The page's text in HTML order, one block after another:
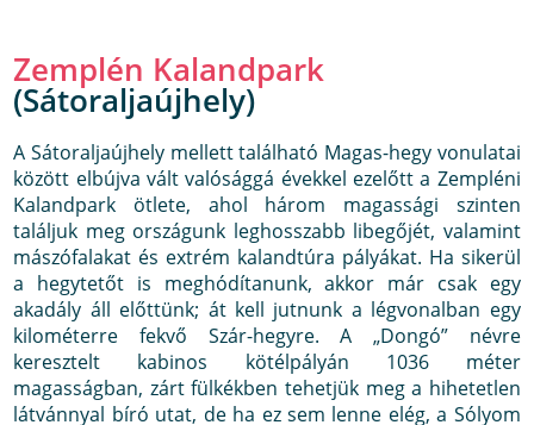
Zemplén Kalandpark
(Sátoraljaújhely)
A Sátoraljaújhely mellett található Magas-hegy vonulatai
között elbújva vált valósággá évekkel ezelőtt a Zempléni
Kalandpark ötlete, ahol három magassági szinten
találjuk meg országunk leghosszabb libegőjét, valamint
mászófalakat és extrém kalandtúra pályákat. Ha sikerül
a hegytetőt is meghódítanunk, akkor már csak egy
akadály áll előttünk; át kell jutnunk a légvonalban egy
kilométerre fekvő Szár-hegyre. A „Dongó” névre
keresztelt kabinos kötélpályán 1036 méter
magasságban, zárt fülkékben tehetjük meg a hihetetlen
látvánnyal bíró utat, de ha ez sem lenne elég, a Sólyom